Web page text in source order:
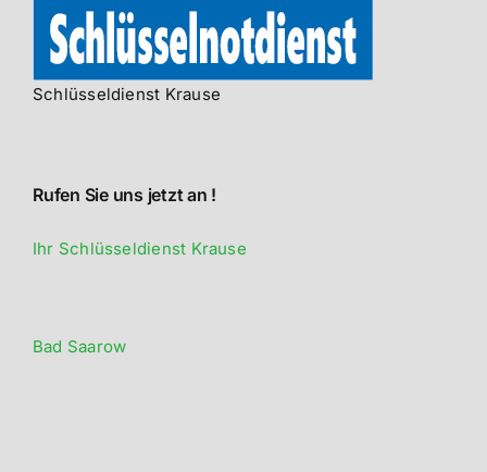
Schlüsseldienst Krause
Rufen Sie uns jetzt an !
Ihr Schlüsseldienst Krause
Bad Saarow